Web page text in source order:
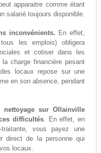
apparaitre comme étant
salarié toujours disponible.
inconvénients. En effet,
les emplois) obligera
et cotiser dans les
charge financière pesant
locaux repose sur une
en son absence, pendant
nettoyage sur Ollainville
difficultés. En effet, en
vous payez une
direct de la personne qui
locaux.